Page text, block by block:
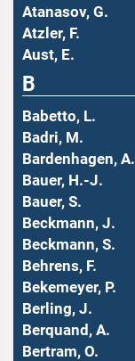
Atanasov, G.
Atzler, F.
Aust, E.
B
Babetto, L.
Badri, M.
Bardenhagen, A.
Bauer, H.-J.
Bauer, S.
Beckmann, J.
Beckmann, S.
Behrens, F.
Bekemeyer, P.
Berling, J.
Berquand, A.
Bertram, O.